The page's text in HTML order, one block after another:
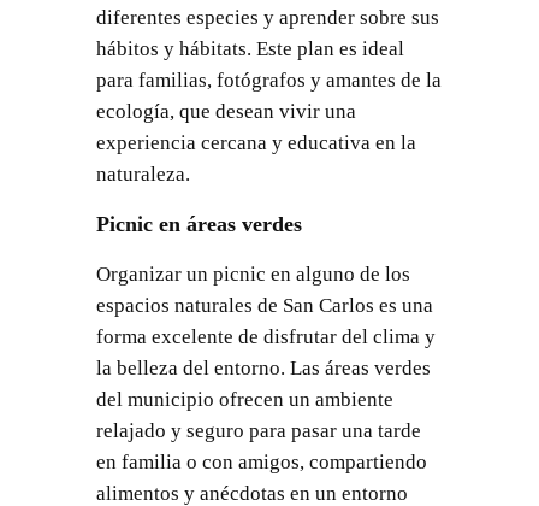
diferentes especies y aprender sobre sus
hábitos y hábitats. Este plan es ideal
para familias, fotógrafos y amantes de la
ecología, que desean vivir una
experiencia cercana y educativa en la
naturaleza.
Picnic en áreas verdes
Organizar un picnic en alguno de los
espacios naturales de San Carlos es una
forma excelente de disfrutar del clima y
la belleza del entorno. Las áreas verdes
del municipio ofrecen un ambiente
relajado y seguro para pasar una tarde
en familia o con amigos, compartiendo
alimentos y anécdotas en un entorno